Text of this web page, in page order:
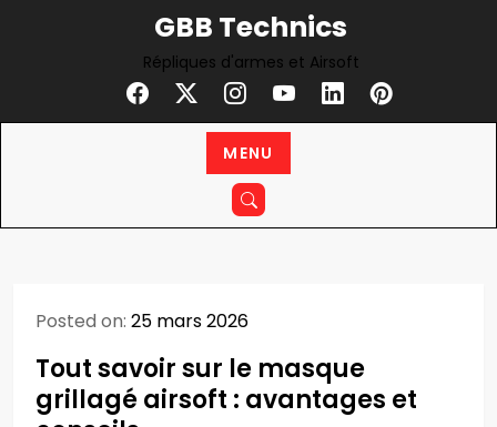
GBB Technics
Répliques d'armes et Airsoft
MENU
Posted on: 25 mars 2026
Tout savoir sur le masque
grillagé airsoft : avantages et